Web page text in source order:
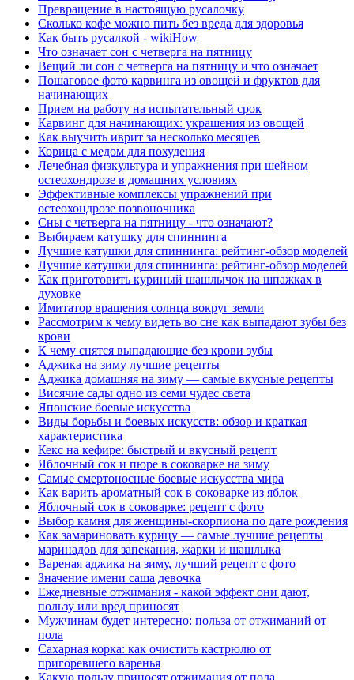
Превращение в настоящую русалочку
Сколько кофе можно пить без вреда для здоровья
Как быть русалкой - wikiHow
Что означает сон с четверга на пятницу
Вещий ли сон с четверга на пятницу и что означает
Пошаговое фото карвинга из овощей и фруктов для
начинающих
Прием на работу на испытательный срок
Карвинг для начинающих: украшения из овощей
Как выучить иврит за несколько месяцев
Корица с медом для похудения
Лечебная физкультура и упражнения при шейном
остеохондрозе в домашних условиях
Эффективные комплексы упражнений при
остеохондрозе позвоночника
Сны с четверга на пятницу - что означают?
Выбираем катушку для спиннинга
Лучшие катушки для спиннинга: рейтинг-обзор моделей
Лучшие катушки для спиннинга: рейтинг-обзор моделей
Как приготовить куриный шашлычок на шпажках в
духовке
Имитатор вращения солнца вокруг земли
Рассмотрим к чему видеть во сне как выпадают зубы без
крови
К чему снятся выпадающие без крови зубы
Аджика на зиму лучшие рецепты
Аджика домашняя на зиму — самые вкусные рецепты
Висячие сады одно из семи чудес света
Японские боевые искусства
Виды борьбы и боевых искусств: обзор и краткая
характеристика
Кекс на кефире: быстрый и вкусный рецепт
Яблочный сок и пюре в соковарке на зиму
Самые смертоносные боевые искусства мира
Как варить ароматный сок в соковарке из яблок
Яблочный сок в соковарке: рецепт с фото
Выбор камня для женщины-скорпиона по дате рождения
Как замариновать курицу — самые лучшие рецепты
маринадов для запекания, жарки и шашлыка
Вареная аджика на зиму, лучший рецепт с фото
Значение имени саша девочка
Ежедневные отжимания - какой эффект они дают,
пользу или вред приносят
Мужчинам будет интересно: польза от отжиманий от
пола
Сахарная корка: как очистить кастрюлю от
пригоревшего варенья
Какую пользу приносят отжимания от пола